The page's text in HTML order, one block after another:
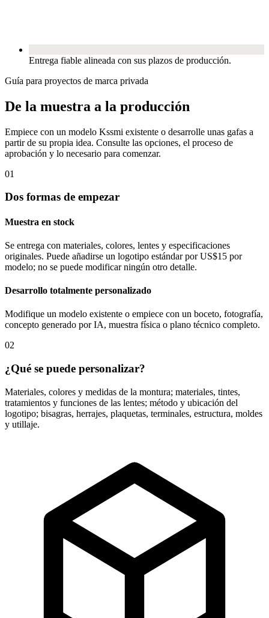
Entrega fiable alineada con sus plazos de producción.
Guía para proyectos de marca privada
De la muestra a la producción
Empiece con un modelo Kssmi existente o desarrolle unas gafas a
partir de su propia idea. Consulte las opciones, el proceso de
aprobación y lo necesario para comenzar.
01
Dos formas de empezar
Muestra en stock
Se entrega con materiales, colores, lentes y especificaciones
originales. Puede añadirse un logotipo estándar por US$15 por
modelo; no se puede modificar ningún otro detalle.
Desarrollo totalmente personalizado
Modifique un modelo existente o empiece con un boceto, fotografía,
concepto generado por IA, muestra física o plano técnico completo.
02
¿Qué se puede personalizar?
Materiales, colores y medidas de la montura; materiales, tintes,
tratamientos y funciones de las lentes; método y ubicación del
logotipo; bisagras, herrajes, plaquetas, terminales, estructura, moldes
y utillaje.